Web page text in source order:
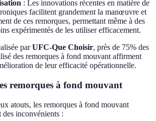
: Les innovations récentes en matière de
facilitent grandement la manœuvre et
de ces remorques, permettant même à des
expérimentés de les utiliser efficacement.
parUFC-Que Choisir, près de 75% des
des remorques à fond mouvant affirment
de leur efficacité opérationnelle.
remorques à fond mouvant
atouts, les remorques à fond mouvant
des inconvénients :